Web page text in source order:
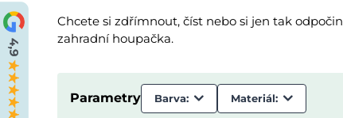
Chcete si zdřímnout, číst nebo si jen tak
zahradní houpačka.
Parametry Barva: Materiál: